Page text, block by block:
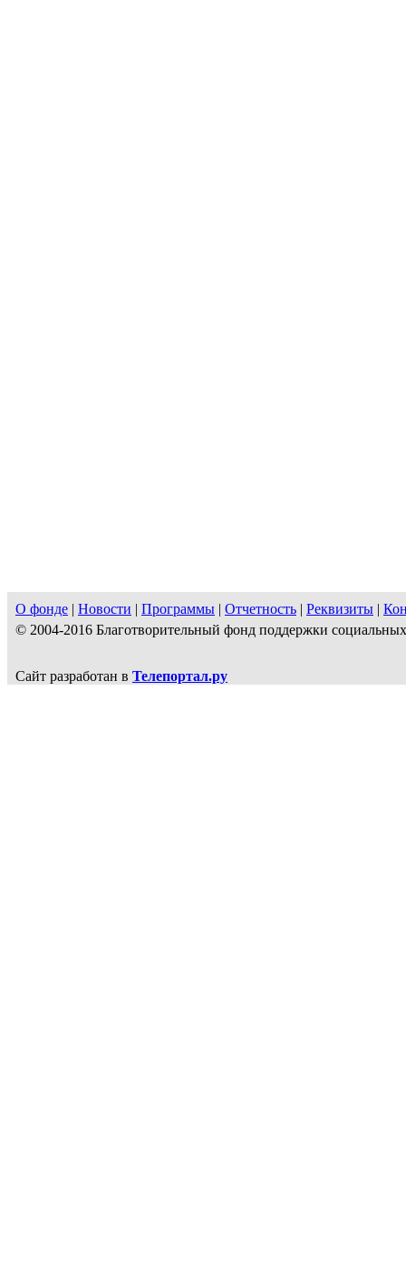
О фонде | Новости | Программы | Отчетность | Реквизиты |
© 2004-2016 Благотворительный фонд поддержки
Сайт разработан в Телепортал.ру